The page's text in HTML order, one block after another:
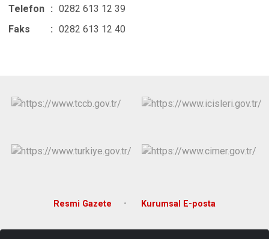
Telefon : 0282 613 12 39
Faks
: 0282 613 12 40
Resmi Gazete Kurumsal E-posta